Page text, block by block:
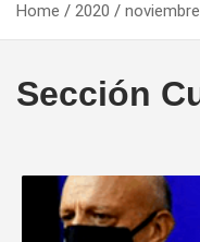
Home 2020 noviembre